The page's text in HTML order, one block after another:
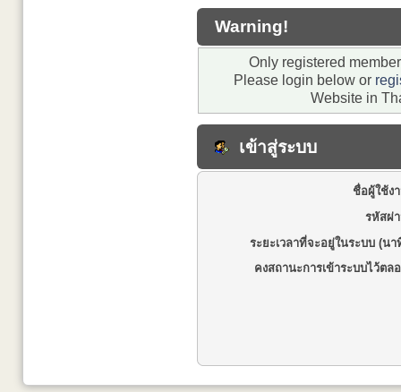
Warning!
Only registered
Please login below or
Website in
เข้าสู่ระบบ
ชื่อผู้ใช้ง
รหัสผ่
ระยะเวลาที่จะอยู่ในระบบ (นา
คงสถานะการเข้าระบบไว้ตล